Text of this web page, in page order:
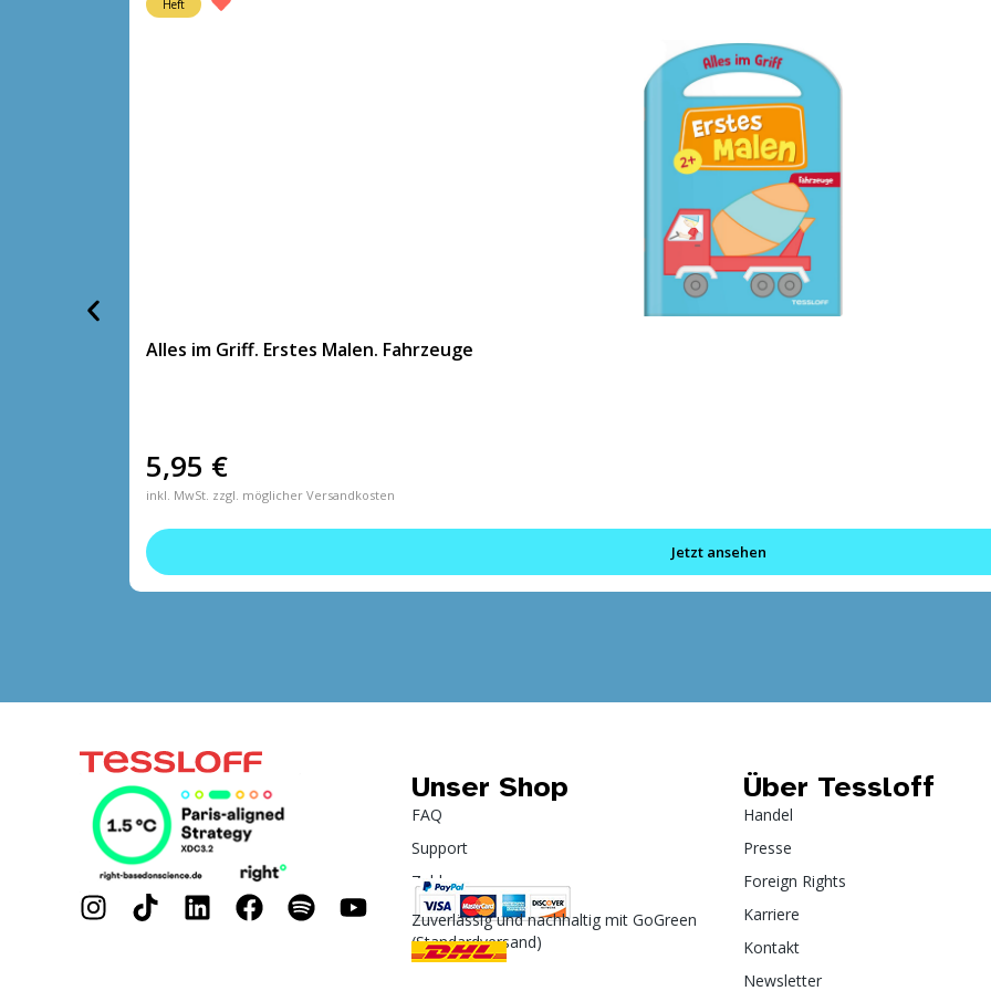
Heft
Alles im Griff. Erstes Malen. Fahrzeuge
5,95 €
inkl. MwSt. zzgl. möglicher Versandkosten
Jetzt ansehen
Unser Shop
FAQ
Support
Zahlung
Zuverlässig und nachhaltig mit GoGreen
(Standardversand)
Über Tessloff
Handel
Presse
Foreign Rights
Karriere
Kontakt
Newsletter